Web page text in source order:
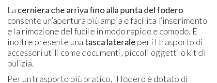
La cerniera che arriva fino alla punta del fodero
consente un’apertura più ampia e facilita l’inserimento
e la rimozione del fucile in modo rapido e comodo. È
inoltre presente unatasca laterale per il trasporto di
accessori utili come documenti, piccoli oggetti o kit di
pulizia.
Per un trasporto più pratico, il fodero è dotato di